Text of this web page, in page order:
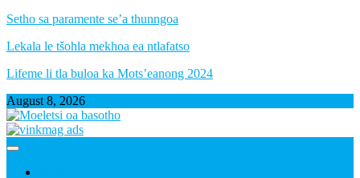
Setho sa paramente se’a thunngoa
Lekala le tšohla mekhoa ea ntlafatso
Lifeme li tla buloa ka Mots’eanong 2024
August 8, 2026